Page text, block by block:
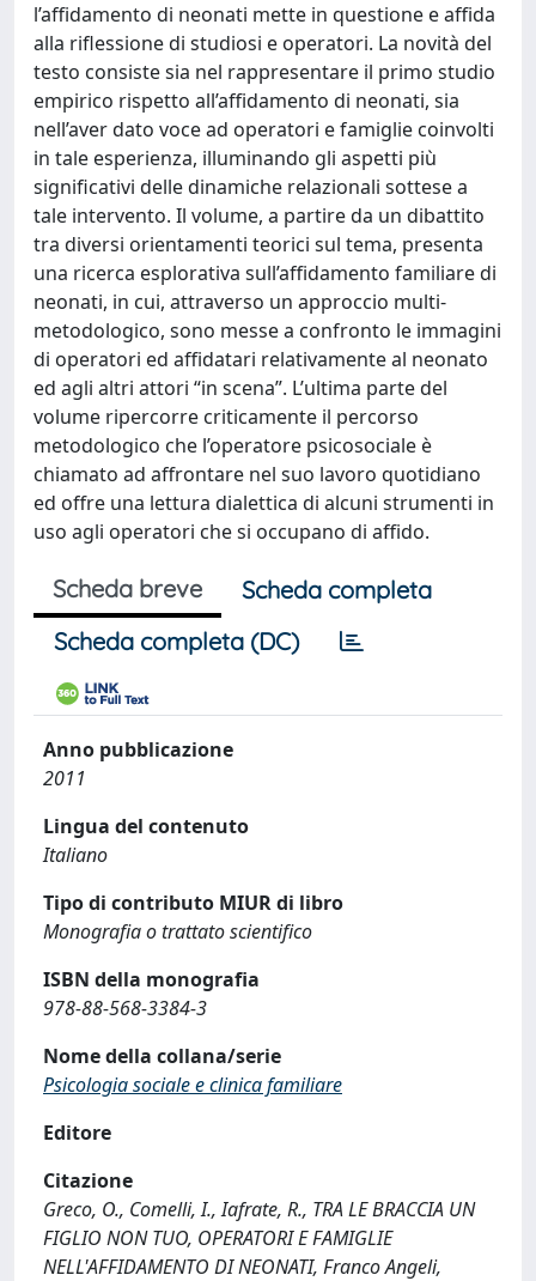
l’affidamento di neonati mette in questione e affida
alla riflessione di studiosi e operatori. La novità del
testo consiste sia nel rappresentare il primo studio
empirico rispetto all’affidamento di neonati, sia
nell’aver dato voce ad operatori e famiglie coinvolti
in tale esperienza, illuminando gli aspetti più
significativi delle dinamiche relazionali sottese a
tale intervento. Il volume, a partire da un dibattito
tra diversi orientamenti teorici sul tema, presenta
una ricerca esplorativa sull’affidamento familiare di
neonati, in cui, attraverso un approccio multi-
metodologico, sono messe a confronto le immagini
di operatori ed affidatari relativamente al neonato
ed agli altri attori “in scena”. L’ultima parte del
volume ripercorre criticamente il percorso
metodologico che l’operatore psicosociale è
chiamato ad affrontare nel suo lavoro quotidiano
ed offre una lettura dialettica di alcuni strumenti in
uso agli operatori che si occupano di affido.
Scheda breve
Scheda completa
Scheda completa (DC)
Anno pubblicazione
2011
Lingua del contenuto
Italiano
Tipo di contributo MIUR di libro
Monografia o trattato scientifico
ISBN della monografia
978-88-568-3384-3
Nome della collana/serie
Psicologia sociale e clinica familiare
Editore
Citazione
Greco, O., Comelli, I., Iafrate, R., TRA LE BRACCIA UN
FIGLIO NON TUO, OPERATORI E FAMIGLIE
NELL'AFFIDAMENTO DI NEONATI, Franco Angeli,